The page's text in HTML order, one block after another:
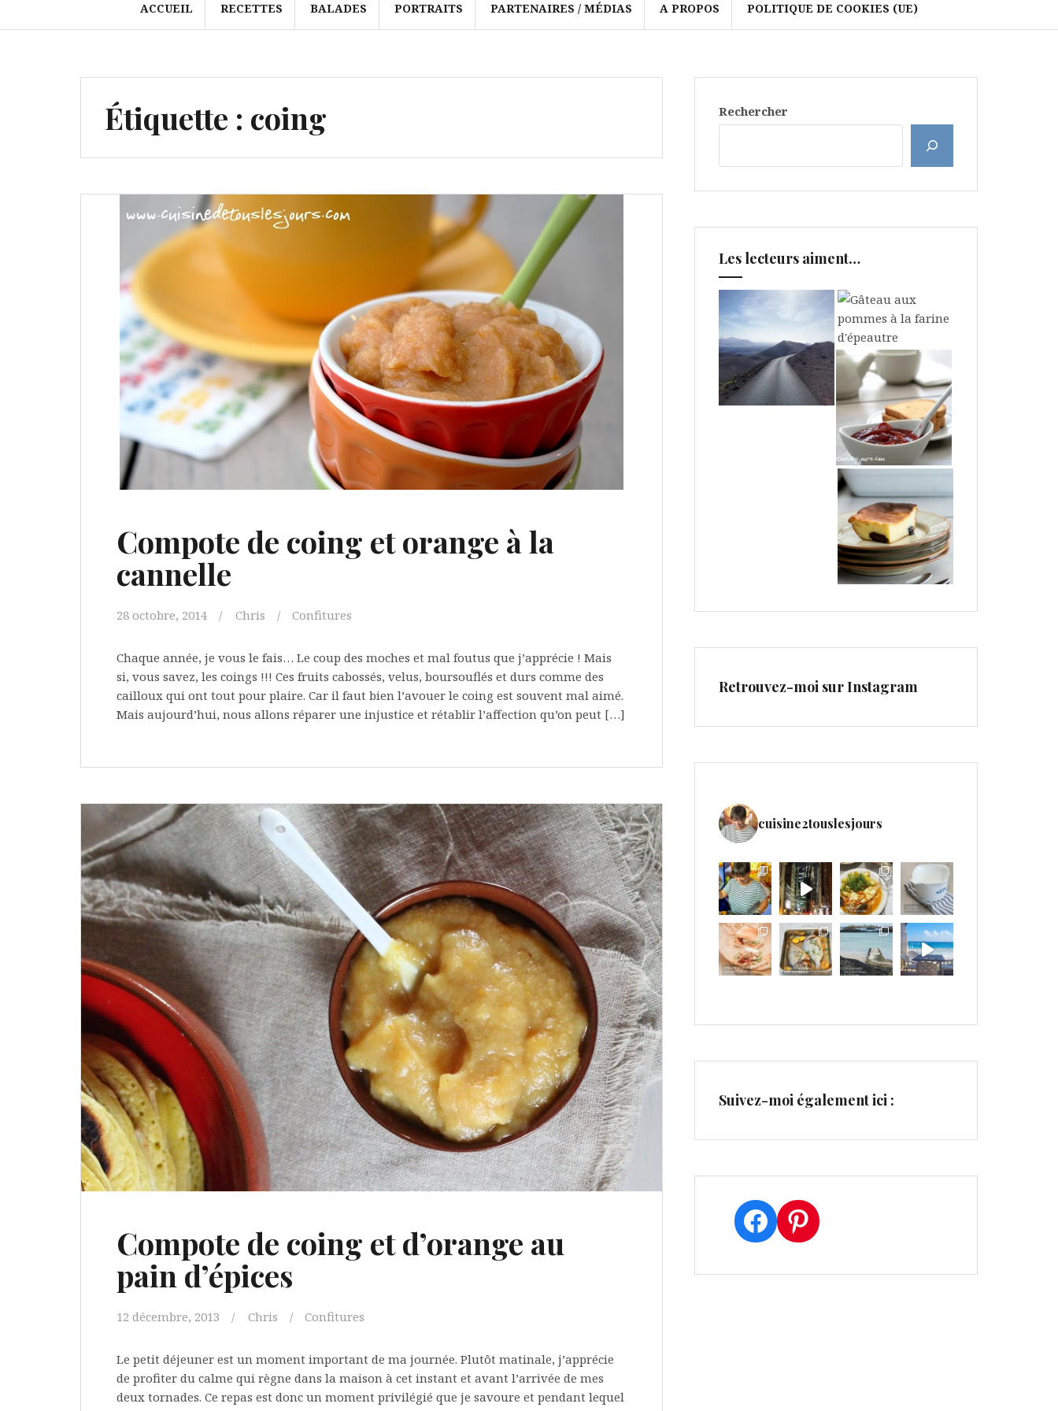
ACCUEIL RECETTES BALADES PORTRAITS PARTENAIRES / MÉDIAS A PROPOS POLITIQUE DE COOKIES (UE)
Étiquette : coing
Compote de coing et orange à la
cannelle
28 octobre, 2014 Chris Confitures
Chaque année, je vous le fais… Le coup des moches et mal foutus que j’apprécie ! Mais
si, vous savez, les coings !!! Ces fruits cabossés, velus, boursouflés et durs comme des
cailloux qui ont tout pour plaire. Car il faut bien l’avouer le coing est souvent mal aimé.
Mais aujourd’hui, nous allons réparer une injustice et rétablir l’affection qu’on peut […]
Compote de coing et d’orange au
pain d’épices
12 décembre, 2013 Chris Confitures
Le petit déjeuner est un moment important de ma journée. Plutôt matinale, j’apprécie
de profiter du calme qui règne dans la maison à cet instant et avant l’arrivée de mes
deux tornades. Ce repas est donc un moment privilégié que je savoure et pendant lequel
Rechercher
Les lecteurs aiment…
Retrouvez-moi sur Instagram
cuisine2touslesjours
Suivez-moi également ici :
Facebook
Pinterest